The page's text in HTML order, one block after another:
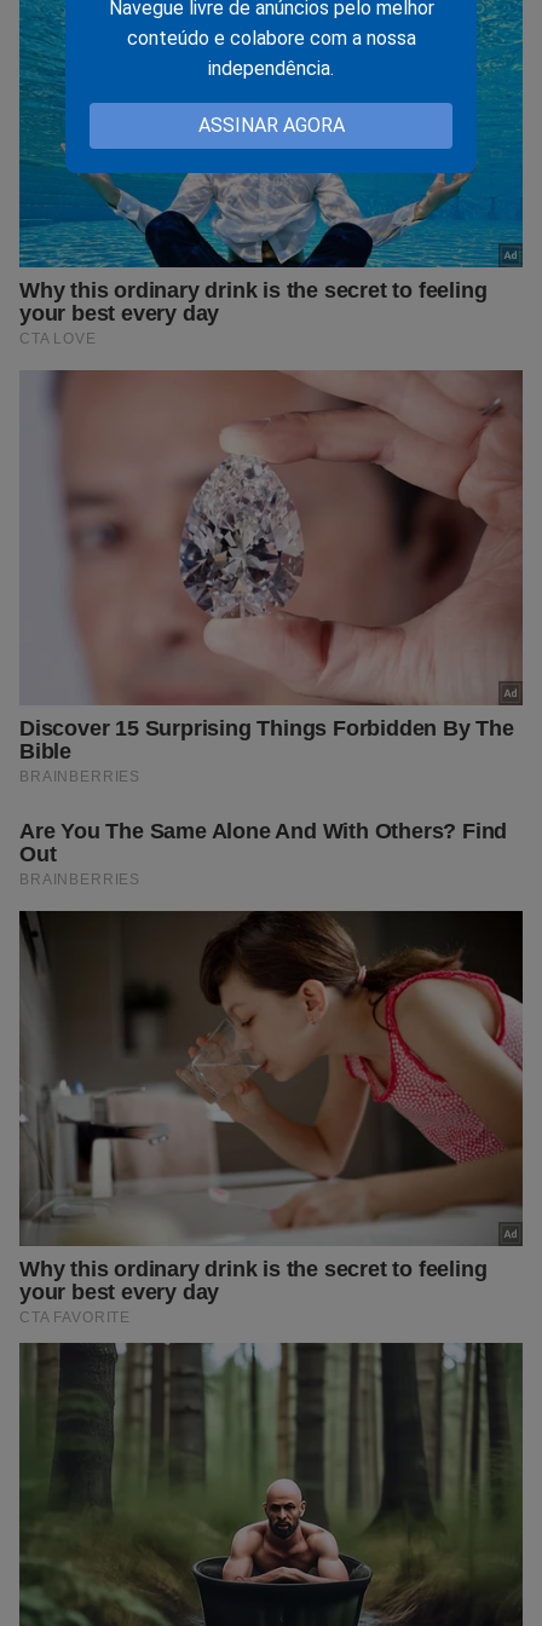
Navegue livre de anúncios pelo melhor
conteúdo e colabore com a nossa
independência.
ASSINAR AGORA